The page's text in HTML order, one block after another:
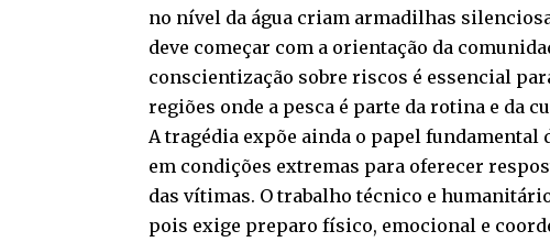
no nível da água criam armadilhas
deve começar com a orientação da
conscientização sobre riscos é essencial
regiões onde a pesca é parte da rotina e da
A tragédia expõe ainda o papel fundamental
em condições extremas para oferecer
das vítimas. O trabalho técnico e
pois exige preparo físico, emocional e